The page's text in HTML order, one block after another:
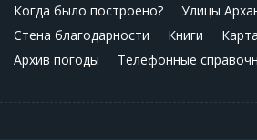
Когда было построено?
Улицы
Стена благодарности
Книги
Архив погоды
Телефонные